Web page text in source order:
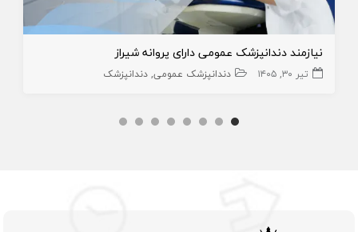
نیازمند دندانپزشک عمومی دارای پروانه شیراز
تیر ۳۰, ۱۴۰۵ دندانپزشک عمومی دندانپزشک